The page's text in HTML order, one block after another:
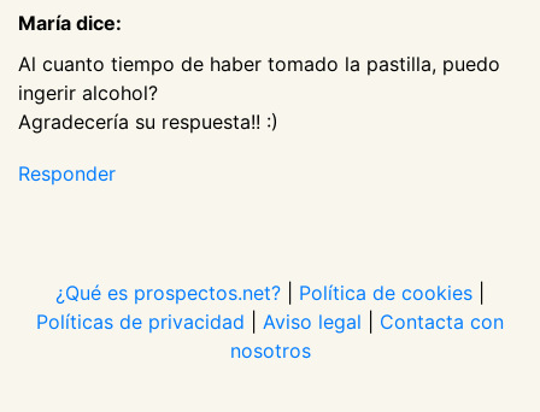
María dice:
Al cuanto tiempo de haber tomado la pastilla, puedo
ingerir alcohol?
Agradecería su respuesta!! :)
Responder
¿Qué es prospectos.net? Política de cookies
Políticas de privacidad
Aviso legal
Contacta con
nosotros